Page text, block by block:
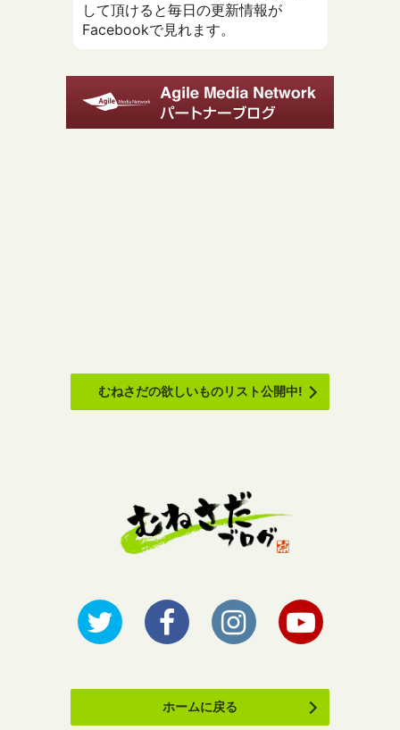
して頂けると毎日の更新情報が
Facebookで見れます。
むねさだの欲しいものリスト公開中!
ホームに戻る